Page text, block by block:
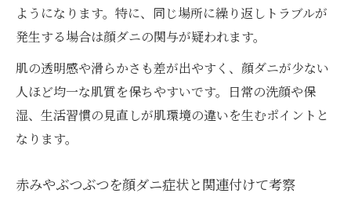
ようになります。特に、同じ場所に繰り返しトラブルが
発生する場合は顔ダニの関与が疑われます。
肌の透明感や滑らかさも差が出やすく、顔ダニが少ない
人ほど均一な肌質を保ちやすいです。日常の洗顔や保
湿、生活習慣の見直しが肌環境の違いを生むポイントと
なります。
赤みやぶつぶつを顔ダニ症状と関連付けて考察